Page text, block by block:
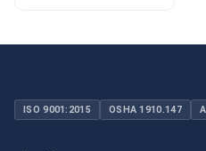
ISO 9001:2015 OSHA 1910.147